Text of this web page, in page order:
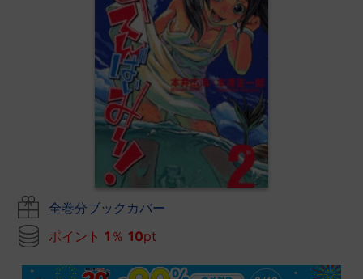
全巻分ブックカバー
ポイント 1 ％ 10pt